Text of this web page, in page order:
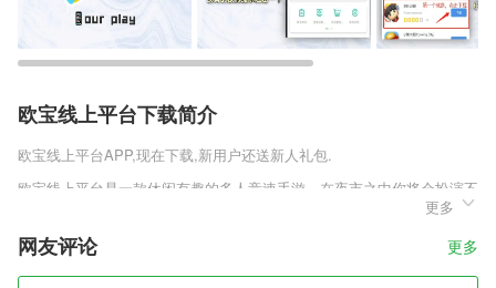
欧宝线上平台下载简介
欧宝线上平台APP,现在下载,新用户还送新人礼包.
欧宝线上平台是一款休闲有趣的多人竞速手游，在夜市之中你将会扮演不
同的动物，通过上阶梯来避开来自厨师的刀斧，能否存活多久则需要看玩
家对于游戏理解和手指的灵活性，简洁的漫画风格搭配上恶搞的故事情
节，自滚动的阶梯上也会具有各种危险的存下，流水、坠物和不时提升的
速度皆会让提升玩家的死亡速度，在不断的探索之中你会发现一定的规律
更多
网友评论 更多